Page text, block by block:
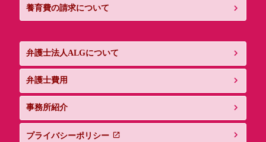
養育費の請求について
弁護士法人ALGについて
弁護士費用
事務所紹介
プライバシーポリシー